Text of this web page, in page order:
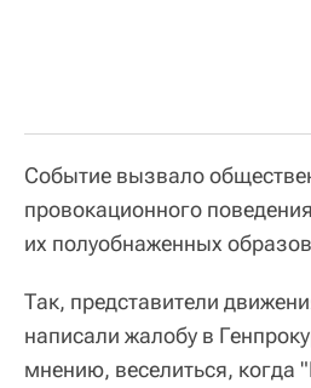
Событие вызвало
провокационного
их полуобнаженных
Так, представители
написали жалобу в
мнению, веселиться, когда